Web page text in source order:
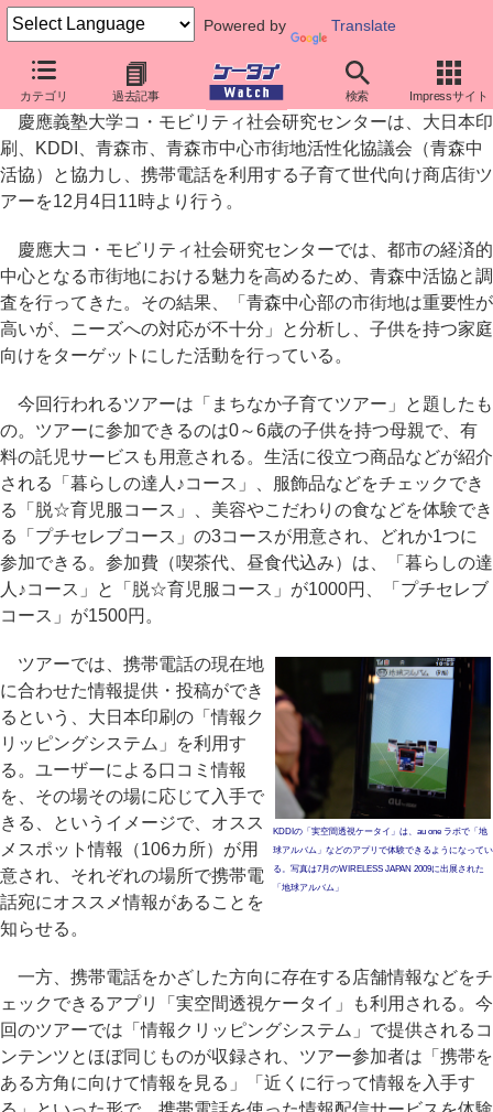
Powered by Translate
カテゴリ 過去記事 検索 Impressサイト
慶應大・KDDIなど、青森で“子育て世代向け商店街ツアー”
慶應義塾大学コ・モビリティ社会研究センターは、大日本印
刷、KDDI、青森市、青森市中心市街地活性化協議会（青森中
活協）と協力し、携帯電話を利用する子育て世代向け商店街ツ
アーを12月4日11時より行う。
慶應大コ・モビリティ社会研究センターでは、都市の経済的
中心となる市街地における魅力を高めるため、青森中活協と調
査を行ってきた。その結果、「青森中心部の市街地は重要性が
高いが、ニーズへの対応が不十分」と分析し、子供を持つ家庭
向けをターゲットにした活動を行っている。
今回行われるツアーは「まちなか子育てツアー」と題したも
の。ツアーに参加できるのは0～6歳の子供を持つ母親で、有
料の託児サービスも用意される。生活に役立つ商品などが紹介
される「暮らしの達人♪コース」、服飾品などをチェックでき
る「脱☆育児服コース」、美容やこだわりの食などを体験でき
る「プチセレブコース」の3コースが用意され、どれか1つに
参加できる。参加費（喫茶代、昼食代込み）は、「暮らしの達
人♪コース」と「脱☆育児服コース」が1000円、「プチセレブ
コース」が1500円。
KDDIの「実空間透視ケータイ」は、au one ラボで「地
球アルバム」などのアプリで体験できるようになってい
る。写真は7月のWIRELESS JAPAN 2009に出展された
「地球アルバム」
ツアーでは、携帯電話の現在地
に合わせた情報提供・投稿ができ
るという、大日本印刷の「情報ク
リッピングシステム」を利用す
る。ユーザーによる口コミ情報
を、その場その場に応じて入手で
きる、というイメージで、オスス
メスポット情報（106カ所）が用
意され、それぞれの場所で携帯電
話宛にオススメ情報があることを
知らせる。
一方、携帯電話をかざした方向に存在する店舗情報などをチ
ェックできるアプリ「実空間透視ケータイ」も利用される。今
回のツアーでは「情報クリッピングシステム」で提供されるコ
ンテンツとほぼ同じものが収録され、ツアー参加者は「携帯を
ある方角に向けて情報を見る」「近くに行って情報を入手す